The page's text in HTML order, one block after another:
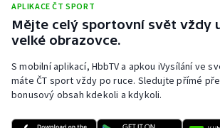
Rychlobruslení
Short track
Sportovní střelba
APLIKACE ČT SPORT
Mějte celý sportovní svět vždy
velké obrazovce.
S mobilní aplikací, HbbTV a apkou iVysílání ve
máte ČT sport vždy po ruce. Sledujte přímé
bonusový obsah kdekoli a kdykoli.